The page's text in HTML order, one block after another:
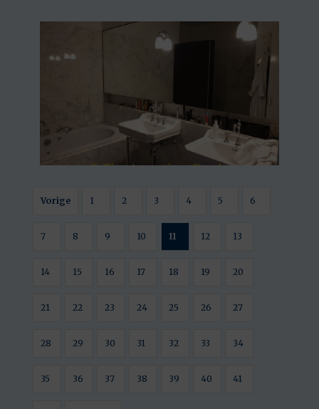
Vorige 1 2 3 4 5 6
7 8 9 10 11 12 13
14 15 16 17 18 19 20
21 22 23 24 25 26 27
28 29 30 31 32 33 34
35 36 37 38 39 40 41